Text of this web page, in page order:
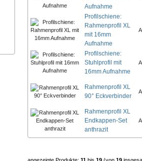
Aufnahme
Profilschiene:
Rahmenprofil XL
mit 16mm
Aufnahme
Profilschiene:
Stuhlprofil mit
16mm Aufnahme
Rahmenprofil XL
90° Eckverbinder
Rahmenprofil XL
Endkappen-Set
anthrazit